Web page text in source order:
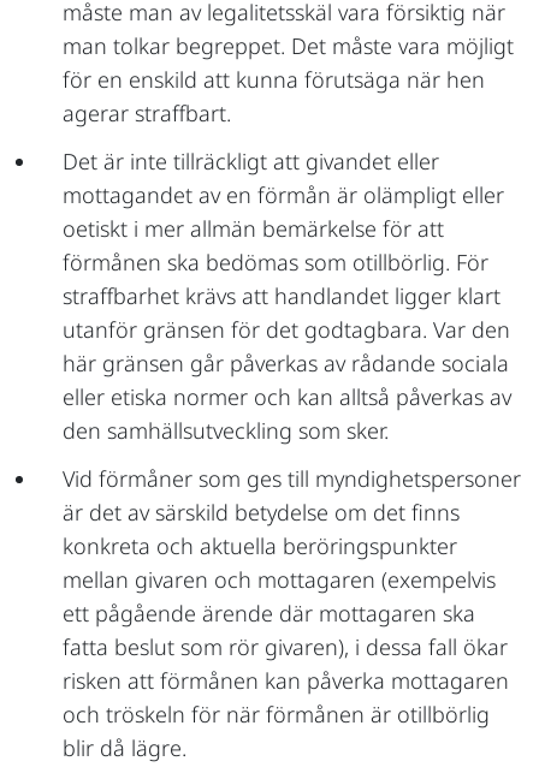
måste man av legalitetsskäl vara försiktig när
man tolkar begreppet. Det måste vara möjligt
för en enskild att kunna förutsäga när hen
agerar straffbart.
Det är inte tillräckligt att givandet eller
mottagandet av en förmån är olämpligt eller
oetiskt i mer allmän bemärkelse för att
förmånen ska bedömas som otillbörlig. För
straffbarhet krävs att handlandet ligger klart
utanför gränsen för det godtagbara. Var den
här gränsen går påverkas av rådande sociala
eller etiska normer och kan alltså påverkas av
den samhällsutveckling som sker.
Vid förmåner som ges till myndighetspersoner
är det av särskild betydelse om det finns
konkreta och aktuella beröringspunkter
mellan givaren och mottagaren (exempelvis
ett pågående ärende där mottagaren ska
fatta beslut som rör givaren), i dessa fall ökar
risken att förmånen kan påverka mottagaren
och tröskeln för när förmånen är otillbörlig
blir då lägre.